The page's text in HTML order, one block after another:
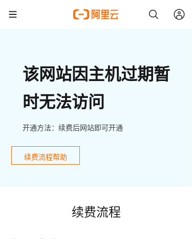
该网站因主机过期暂
时无法访问
开通方法：续费后网站即可开通
续费流程帮助
续费流程